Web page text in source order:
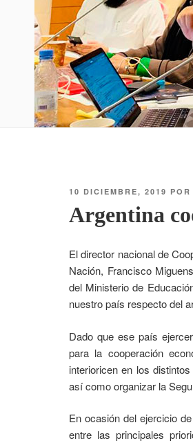
10 DICIEMBRE, 2019 POR
Argentina
El director nacional de
Nación, Francisco
del Ministerio de
nuestro país respecto del
Dado que ese país
para la cooperación
interioricen en los
así como organizar la
En ocasión del ejercicio
entre las principales